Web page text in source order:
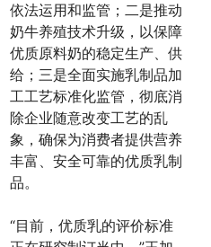
依法运用和监管；二是推动
奶牛养殖技术升级，以保障
优质原料奶的稳定生产、供
给；三是全面实施乳制品加
工工艺标准化监管，彻底消
除企业随意改变工艺的乱
象，确保为消费者提供营养
丰富、安全可靠的优质乳制
品。
“目前，优质乳的评价标准